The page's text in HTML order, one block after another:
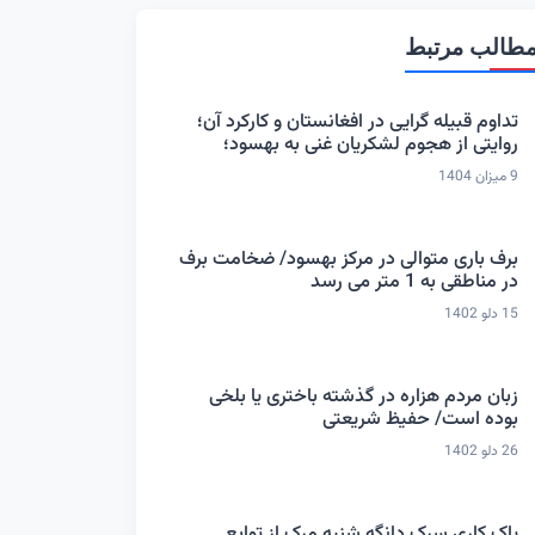
مرتبط
تداوم قبیله گرایی در افغانستان و کارکرد آن؛
روایتی از هجوم لشکریان غنی به بهسود؛
9 میزان 1404
برف باری متوالی در مرکز بهسود/ ضخامت برف
در مناطقی به 1 متر می رسد
15 دلو 1402
زبان مردم هزاره در گذشته باختری یا بلخی
بوده است/ حفیظ شریعتی
26 دلو 1402